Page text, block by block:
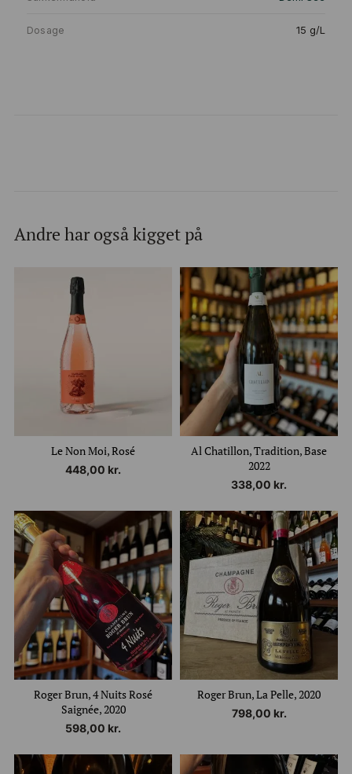
Dosage 15 g/L
Andre har også kigget på
Le Non Moi, Rosé
448,00 kr.
Al Chatillon, Tradition, Base
2022
338,00 kr.
Roger Brun, 4 Nuits Rosé
Saignée, 2020
598,00 kr.
Roger Brun, La Pelle, 2020
798,00 kr.